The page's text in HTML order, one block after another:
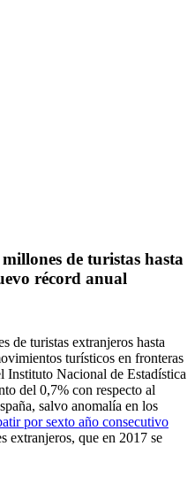
de turistas hasta
récord anual
de turistas extranjeros hasta
turísticos en fronteras
Instituto Nacional de Estadística
del 0,7% con respecto al
salvo anomalía en los
por sexto año consecutivo
extranjeros, que en 2017 se